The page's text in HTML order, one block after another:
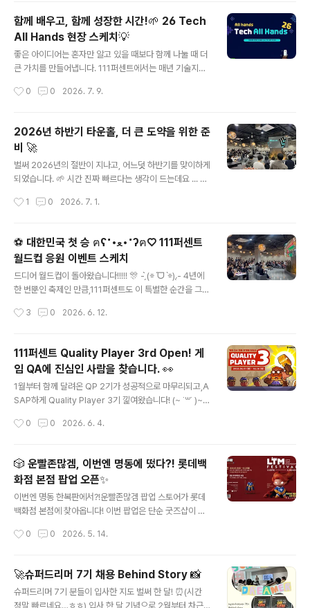
요. 이 챌린지가 가능했던 이유는바로 !!!! 111퍼센트에서
자체 개발한 AI 게임 바이브 코딩 툴 덕분입니다.♥️ \^o^/
아직은 외부 공개 전이라 이름을 공개할 수는 없지만 ㅎㅎ
만들고 싶은 게임을 채팅으로 설명하면 AI가 이를 즉시 플
레이 가능한 게임으로 구현해 주고완성된 게임은 별도의
특징입니다. ✨ AI의 도움을 받아 누구나 자신의 아이디어
함께 배우고, 함께 성장한 시간!🌱 26 Tech
All Hands 현장 스케치💡
좋은 아이디어는 혼자만 알고 있을 때보다 함께 나눌 때 더
큰 가치를 만들어냅니다. 111퍼센트에서는 매년 기술지원
을 공유하고 있는데요. 올해는 그 현장에 직접 다녀왔습니
험을 공유하는 기술 세미나로 진행되어 왔지만,올해는 한
걸음 더 나아가 111퍼센트 구성원들이 직무와 부서를 넘어
각자의 경험과 노하우를 공유하는 지식 쉐어의 장으로 확
장된 '26 Tech All Hands' ! 🚀 개발, 마케팅, 경영지원
등 다양한 직무의 구성원들이 발표자로 참여해실제 업무에
기를 공유해주셨는데요! 발표를 들으며 "이런 방식도 있었
0 0 2026. 7. 9.
2026년 하반기 타운홀, 더 큰 도약을 위한 준
비 🚀
벌써 2026년의 절반이 지나고, 어느덧 하반기를 맞이하게
되었습니다. 🌱 시간 진짜 빠르다는 생각이 드는데요 ... ʕ๑
향을 함께 공유하는 하반기 타운홀을 진행했습니다! 먼저
다. ٩꒰｡•‿•｡꒱۶ 이어 변화하는 환경에 맞춰 더욱 빠르고
유연하게 도전하기 위한조직개편과 새로운 개발 프로세스
를 소개하고,앞으로의 개발 방향과 핵심 전략도 함께 공유
해 주셨습니다. 특히 스팀 플랫폼 진출에 대한 구상과 하반
모바일을 넘어 더 넓은 플랫폼에서 새로운 재미를 선보이
1 0 2026. 7. 1.
⚽ 대한민국 첫 승 ฅʕ˶•ﻌ•˶ʔฅ♡ 111퍼센트
월드컵 응원 이벤트 스케치
드디어 월드컵이 돌아왔습니다!!!!! 🎊 - ̗̀(⌯ˊᗜˋ⌯) ̖́- 4년에
한 번뿐인 축제인 만큼,111퍼센트도 이 특별한 순간을 그냥
국 VS 체코 경기를사우분들과 함께 응원하기 위해 월드컵
료들과 자연스럽게 교류하며 조직에 활력을 더하는 시간을
만들어보고자 준비되었는데요! ദ്ദി( ˃ ᵕ ˂ദ്ദി) 평소에는 각자
의 자리에서 열심히 달리던 구성원들이이날만큼은 모두 한
자리에 모여치킨🍗, 피자🍕 그리고 시원한 맥주🍻와 함께
찬스마다 터져 나오는 ..
3 0 2026. 6. 12.
111퍼센트 Quality Player 3rd Open! 게
임 QA에 진심인 사람을 찾습니다. 👀
1월부터 함께 달려온 QP 2기가 성공적으로 마무리되고,A
SAP하게 Quality Player 3기 낉여왔습니다! (~ ˙꒳​˙ )~
A라는 직무에 진심인 분들을 위한111퍼센트의 QA 인턴십
r로서,플레이 과정에서 발견되는 다양한 이슈를 분석·추적
하고,개선 제안을 통해 게임의 품질과 재미를 한 단계 더 끌
어올리는 QA 인턴십 프로그램이에요. 단순한 테스트를 넘
어 완성도 높은 게임을 만드는 전 과정에 참여하며 QA로
런 분과 함..
0 0 2026. 6. 4.
🎲 운빨존많겜, 이번엔 명동에 떴다?! 롯데백
화점 본점 팝업 오픈✨
이번엔 명동 한복판에서?!운빨존많겜 팝업 스토어가 롯데
백화점 본점에 찾아옵니다! 이번 팝업은 단순 굿즈샵이 아
토어인데요! ╰(*°▽°*)╯ 짜릿한 탈출 미션부터이번 팝
어 있습니다!! 뭐가 그렇게 재밌어?도심 한복판에서 즐기는
‘운빨’ 방탈출 체험!탈출 성공 시 인게임 재화 쿠폰까지 GE
0 0 2026. 5. 14.
🚀슈퍼드리머 7기 채용 Behind Story 📸
슈퍼드리머 7기 분들이 입사한 지도 벌써 한 달! ⏰(시간
정말 빠르네요…ㅎㅎ) 입사 한 달 기념으로,2월부터 차근